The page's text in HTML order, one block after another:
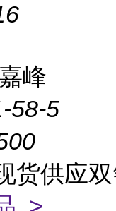
峰
58-5
货供应